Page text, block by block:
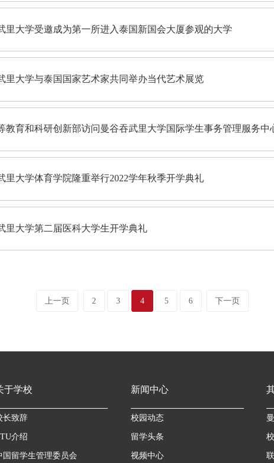
里大学受邀成为第一所进入泰国新国会大厦参观的大学
里大学与泰国国家艺术家共同举办当代艺术展览
教育和科研创新部访问曼谷吞武里大学国际学生事务管理服务中
里大学体育学院隆重举行2022学年秋季开学典礼
里大学第二届医科大学生开学典礼
上一页 2 3 4 5 6 下一页
于学校
长致辞
介绍
国留学生管理委员会
新闻中心
校园动态
留学头条
视频中心